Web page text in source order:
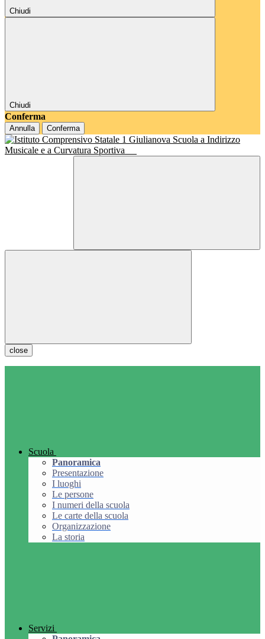
Chiudi
Chiudi
Conferma
Annulla Conferma
Scuola a Indirizzo
Musicale e a Curvatura Sportiva
close
Scuola
Panoramica
Presentazione
I luoghi
Le persone
I numeri della scuola
Le carte della scuola
Organizzazione
La storia
Servizi